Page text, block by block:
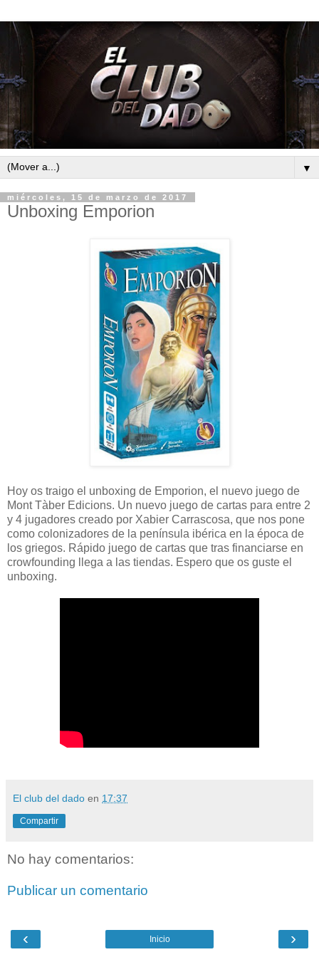
▼
miércoles, 15 de marzo de 2017
Unboxing Emporion
Hoy os traigo el unboxing de Emporion, el nuevo juego de
Mont Tàber Edicions. Un nuevo juego de cartas para entre 2
y 4 jugadores creado por Xabier Carrascosa, que nos pone
como colonizadores de la península ibérica en la época de
los griegos. Rápido juego de cartas que tras financiarse en
crowfounding llega a las tiendas. Espero que os guste el
unboxing.
El club del dado en 17:37
Compartir
No hay comentarios:
Publicar un comentario
‹ ›
Inicio